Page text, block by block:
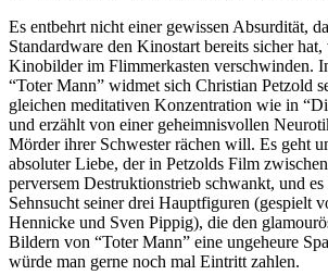
Es entbehrt nicht einer gewissen Absurdität,
Standardware den Kinostart bereits sicher
Kinobilder im Flimmerkasten verschwinden.
“Toter Mann” widmet sich Christian Petzold
gleichen meditativen Konzentration wie in
und erzählt von einer geheimnisvollen
Mörder ihrer Schwester rächen will. Es geht
absoluter Liebe, der in Petzolds Film
perversem Destruktionstrieb schwankt, und es
Sehnsucht seiner drei Hauptfiguren (gespielt
Hennicke und Sven Pippig), die den
Bildern von “Toter Mann” eine ungeheure
würde man gerne noch mal Eintritt zahlen.